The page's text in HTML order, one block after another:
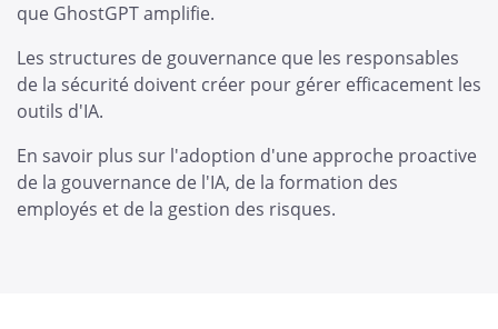
que GhostGPT amplifie.
Les structures de gouvernance que les responsables
de la sécurité doivent créer pour gérer efficacement les
outils d'IA.
En savoir plus sur l'adoption d'une approche proactive
de la gouvernance de l'IA, de la formation des
employés et de la gestion des risques.